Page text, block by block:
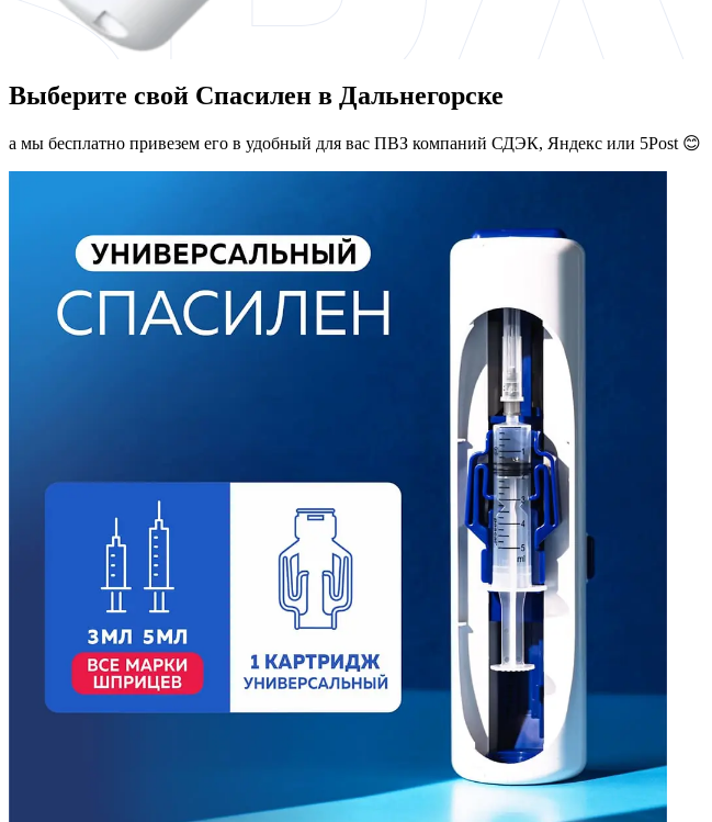
Выберите свой Спасилен в Дальнегорске
а мы бесплатно привезем его в удобный для вас ПВЗ компаний СДЭК, Яндекс или 5Post 😊